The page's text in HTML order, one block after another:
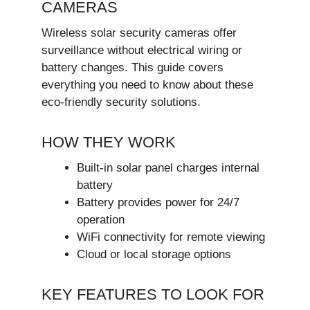
CAMERAS
Wireless solar security cameras offer
surveillance without electrical wiring or
battery changes. This guide covers
everything you need to know about these
eco-friendly security solutions.
HOW THEY WORK
Built-in solar panel charges internal
battery
Battery provides power for 24/7
operation
WiFi connectivity for remote viewing
Cloud or local storage options
KEY FEATURES TO LOOK FOR